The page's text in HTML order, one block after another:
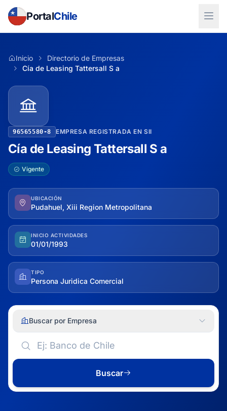
PortalChile
Inicio
Directorio de Empresas
Cía de Leasing Tattersall S a
96565580-8 EMPRESA REGISTRADA EN SII
Cía de Leasing Tattersall S a
Vigente
UBICACIÓN
Pudahuel, Xiii Region Metropolitana
INICIO ACTIVIDADES
01/01/1993
TIPO
Persona Juridica Comercial
Buscar por Empresa
Buscar